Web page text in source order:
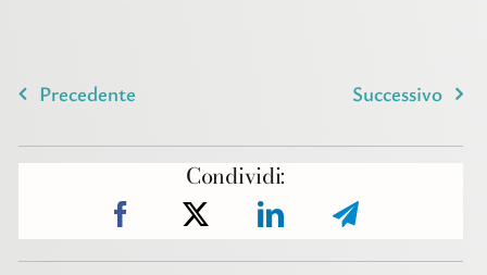
Precedente Successivo
Condividi: